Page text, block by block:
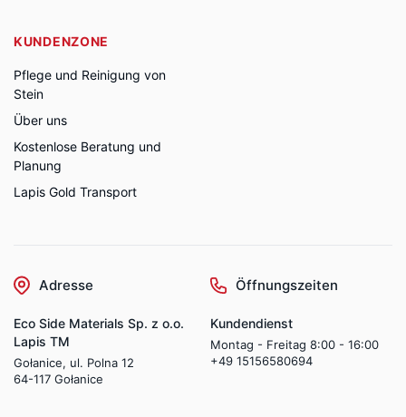
KUNDENZONE
Pflege und Reinigung von
Stein
Über uns
Kostenlose Beratung und
Planung
Lapis Gold Transport
Adresse
Eco Side Materials Sp. z o.o.
Lapis TM
Gołanice, ul. Polna 12
64-117 Gołanice
Öffnungszeiten
Kundendienst
Montag - Freitag 8:00 - 16:00
+49 15156580694